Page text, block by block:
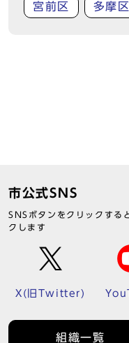
宮前区 多摩区
市公式SNS
SNSボタンをクリックする
クします
X(旧Twitter)
組織一覧